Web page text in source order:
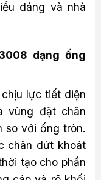
dáng và nhà
dạng ống
lực tiết diện
vùng đặt chân
so với ống tròn.
chân dứt khoát
tạo cho phần